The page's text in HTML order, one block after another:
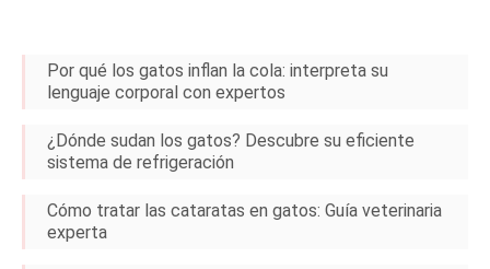
Por qué los gatos inflan la cola: interpreta su
lenguaje corporal con expertos
¿Dónde sudan los gatos? Descubre su eficiente
sistema de refrigeración
Cómo tratar las cataratas en gatos: Guía veterinaria
experta